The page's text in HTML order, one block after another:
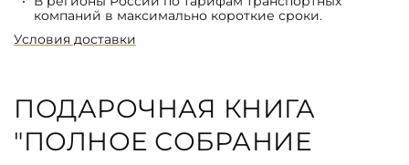
компаний в максимально короткие сроки.
Условия доставки
ПОДАРОЧНАЯ КНИГА
"ПОЛНОЕ СОБРАНИЕ